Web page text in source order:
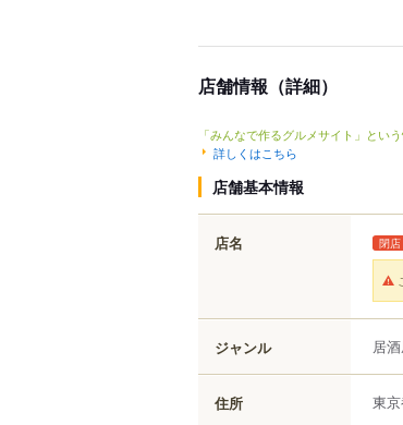
店舗情報（詳細）
「みんなで作るグルメサイト」とい
詳しくはこちら
店舗基本情報
店名 閉店
ジャンル 居
住所 東